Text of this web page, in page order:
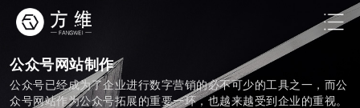
公众号网站制作
公众号已经成为了企业进行数字营销的必不可少的工具之一，而公
众号网站作为公众号拓展的重要一环，也越来越受到企业的重视。